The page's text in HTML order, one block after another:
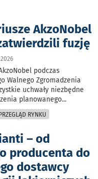
AkzoNobel
fuzję
podczas
Walnego Zgromadzenia
uchwały niezbędne
planowanego...
RYNKU
– od
producenta do
dostawcy